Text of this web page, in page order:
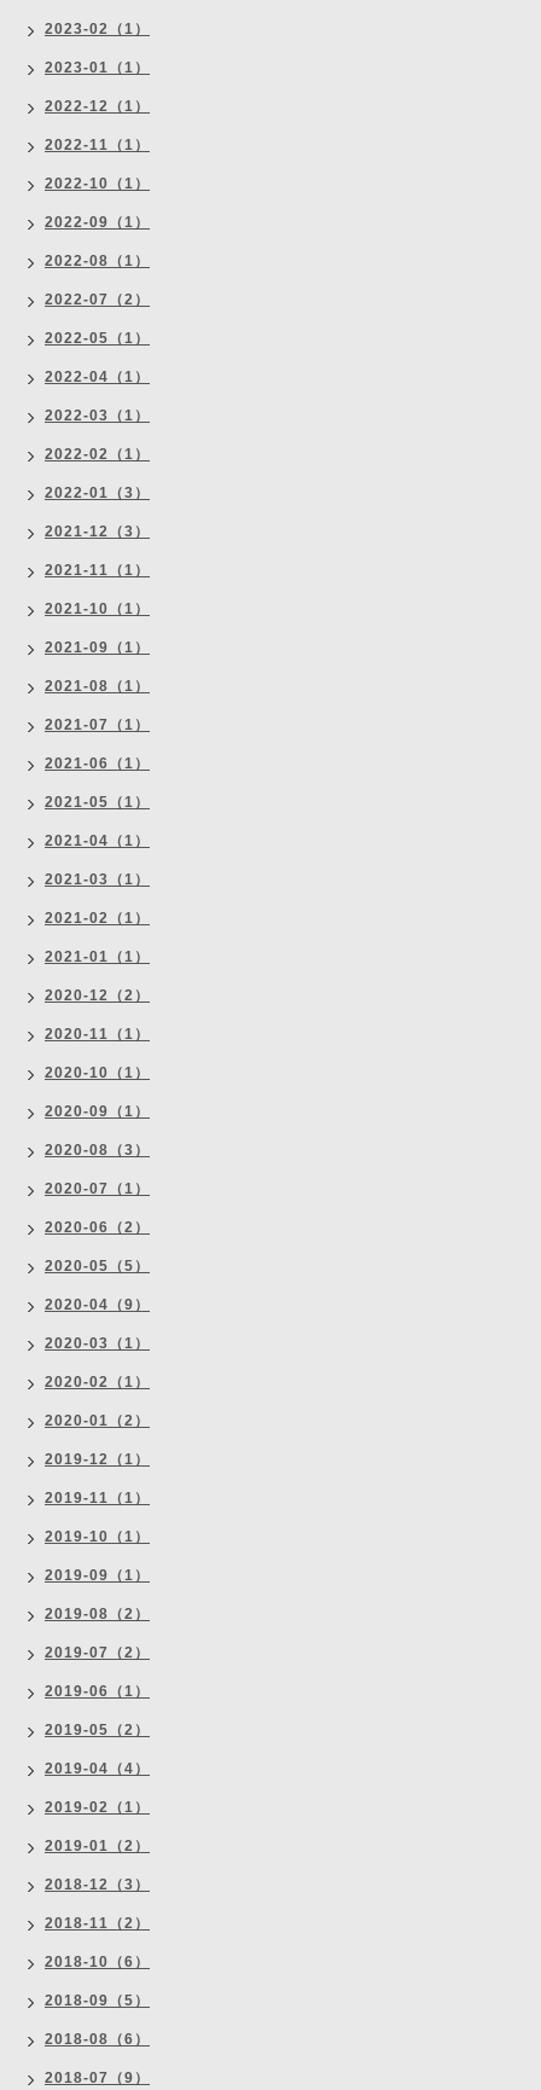
2023-02（1）
2023-01（1）
2022-12（1）
2022-11（1）
2022-10（1）
2022-09（1）
2022-08（1）
2022-07（2）
2022-05（1）
2022-04（1）
2022-03（1）
2022-02（1）
2022-01（3）
2021-12（3）
2021-11（1）
2021-10（1）
2021-09（1）
2021-08（1）
2021-07（1）
2021-06（1）
2021-05（1）
2021-04（1）
2021-03（1）
2021-02（1）
2021-01（1）
2020-12（2）
2020-11（1）
2020-10（1）
2020-09（1）
2020-08（3）
2020-07（1）
2020-06（2）
2020-05（5）
2020-04（9）
2020-03（1）
2020-02（1）
2020-01（2）
2019-12（1）
2019-11（1）
2019-10（1）
2019-09（1）
2019-08（2）
2019-07（2）
2019-06（1）
2019-05（2）
2019-04（4）
2019-02（1）
2019-01（2）
2018-12（3）
2018-11（2）
2018-10（6）
2018-09（5）
2018-08（6）
2018-07（9）